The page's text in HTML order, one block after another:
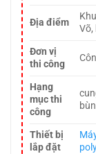
Địa điểm
Võ,
Đơn vị
thi công
Hạng
mục thi
công
Thiết bị
lắp đặt